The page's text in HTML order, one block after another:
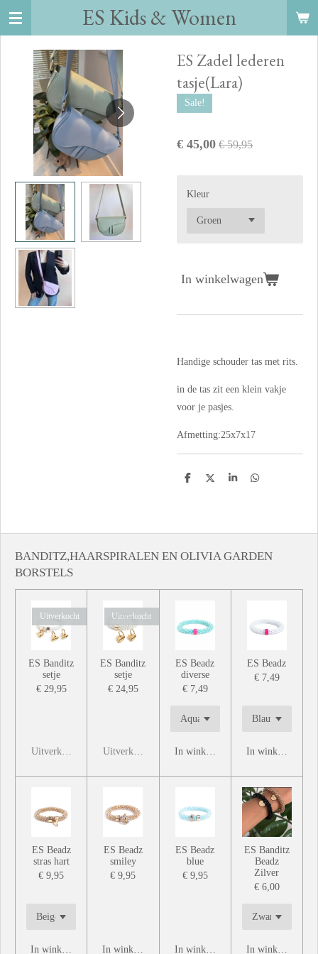
Ga
hoofdinhoud
ES Kids&Women
ES Zadel lederen
tasje(Lara)
Sale!
€ 45,00 € 59,95
Kleur
In winkelwagen
Handige schouder tas met rits.
in de tas zit een klein vakje
voor je pasjes.
Afmetting:25x7x17
D
D
S
D
BANDITZ,HAARSPIRALEN EN OLIVIA GARDEN
BORSTELS
Uitverkocht
ES Banditz
setje
€ 29,95
Uitverkocht
Uitverkocht
ES Banditz
setje
€ 24,95
Uitverkocht
ES Beadz
diverse
€ 7,49
In winkelwagen
ES Beadz
€ 7,49
In winkelwagen
ES Beadz
stras hart
€ 9,95
In winkelwagen
ES Beadz
smiley
€ 9,95
In winkelwagen
ES Beadz
blue
€ 9,95
In winkelwagen
ES Banditz
Beadz
Zilver
€ 6,00
In winkelwagen